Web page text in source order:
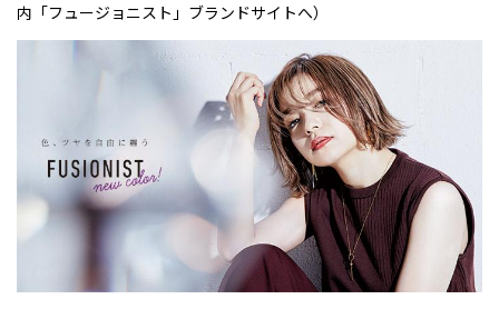
内「フュージョニスト」ブランドサイトへ）